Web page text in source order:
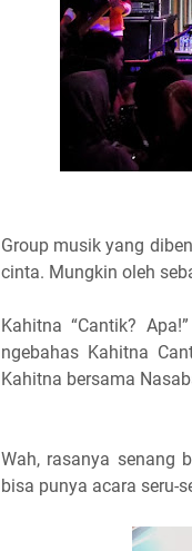
Group musik yang
cinta. Mungkin oleh
Kahitna “Cantik?
ngebahas Kahitna
Kahitna bersama
Wah, rasanya senang
bisa punya acara seru-